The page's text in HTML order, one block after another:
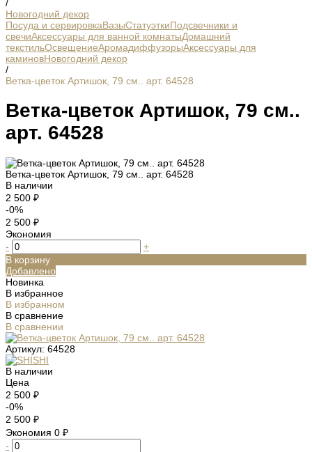
/
Новогодний декор
Посуда и сервировкаВазыСтатуэткиПодсвечники и
свечиАксессуары для ванной комнатыДомашний
текстильОсвещениеАромадиффузорыАксессуары для
каминовНовогодний декор
/
Ветка-цветок Артишок, 79 см.. арт. 64528
Ветка-цветок Артишок, 79 см..
арт. 64528
Ветка-цветок Артишок, 79 см.. арт. 64528
В наличии
2 500 ₽
-0%
2 500 ₽
Экономия
-
+
В корзину
Добавлено
Новинка
В избранное
В избранном
В сравнение
В сравнении
Артикул: 64528
В наличии
Цена
2 500 ₽
-0%
2 500 ₽
Экономия 0 ₽
-